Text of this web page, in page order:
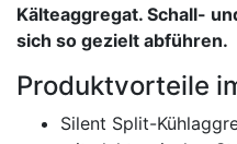
Kälteaggregat. Schall-
sich so gezielt abführen.
Produktvorteile
Silent Split-